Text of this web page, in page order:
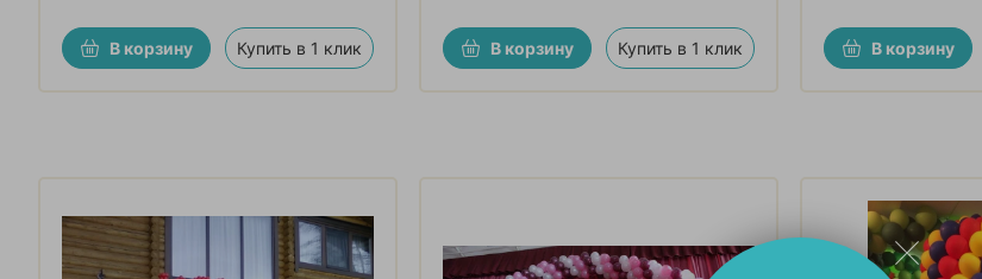
В корзину Купить в 1 клик В корзину Купить в 1 клик В корзину